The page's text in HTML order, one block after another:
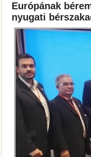
Európának
nyugati